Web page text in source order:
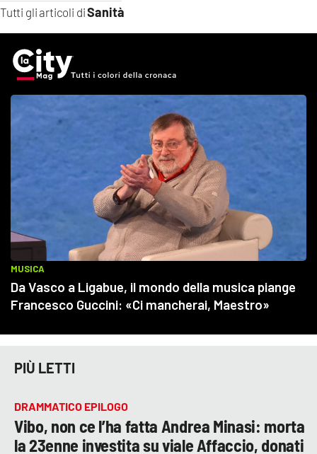
Tutti gli articoli diSanità
PIÙ LETTI
DRAMMATICO EPILOGO
Vibo, non ce l’ha fatta Andrea Minasi: morta
la 23enne investita su viale Affaccio, donati